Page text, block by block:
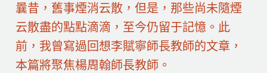
曩昔，舊事煙消云散，但是，那些尚未隨煙
云散盡的點點滴滴，至今仍留于記憶。此
前，我曾寫過回想李賦寧師長教師的文章，
本篇將聚焦楊周翰師長教師。